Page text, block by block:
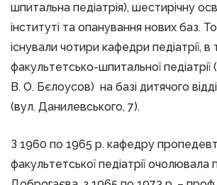
шпитальна педіатрія), шестирічну
інституті та опанування нових баз.
існували чотири кафедри педіатрії, в
факультетсько-шпитальної педіатрії
В. О. Бєлоусов) на базі дитячого
(вул. Данилевського, 7).
З 1960 по 1965 р. кафедру
факультетської педіатрії очолювала